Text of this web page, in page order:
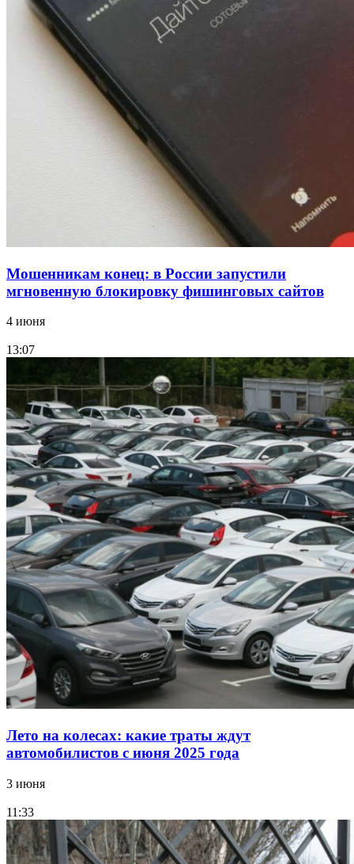
12:39
Сладкий праздник в Волгограде: в Центральном
парке прошёл фестиваль „Арбузный переполох“
Волгоградские компании нарастили экспорт:
заключены контракты на 3,6 млн долларов
Мошенникам конец: в России запустили
мгновенную блокировку фишинговых сайтов
4 июня
13:07
Лето на колесах: какие траты ждут
автомобилистов с июня 2025 года
3 июня
11:33